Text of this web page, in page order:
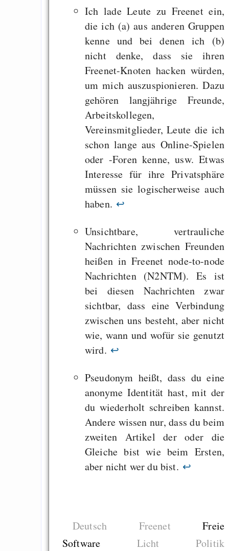
Ich lade Leute zu Freenet ein,
die ich (a) aus anderen Gruppen
kenne und bei denen ich (b)
nicht denke, dass sie ihren
Freenet-Knoten hacken würden,
um mich auszuspionieren. Dazu
gehören langjährige Freunde,
Arbeitskollegen,
Vereinsmitglieder, Leute die ich
schon lange aus Online-Spielen
oder -Foren kenne, usw. Etwas
Interesse für ihre Privatsphäre
müssen sie logischerweise auch
haben. ↩
Unsichtbare, vertrauliche
Nachrichten zwischen Freunden
heißen in Freenet node-to-node
Nachrichten (N2NTM). Es ist
bei diesen Nachrichten zwar
sichtbar, dass eine Verbindung
zwischen uns besteht, aber nicht
wie, wann und wofür sie genutzt
wird. ↩
Pseudonym heißt, dass du eine
anonyme Identität hast, mit der
du wiederholt schreiben kannst.
Andere wissen nur, dass du beim
zweiten Artikel der oder die
Gleiche bist wie beim Ersten,
aber nicht wer du bist. ↩
Deutsch Freenet
Freie
Software
Licht
Politik
64% für
der Vermögenssteuer
Heute ist der
GNU Taler ist,
Digitale Euro nur
behauptet
Recht auf
in der EU
Angestellten -- ab
2027 ab 50
Die Anstalt
Richtige in einer